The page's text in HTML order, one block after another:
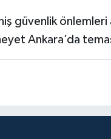
güvenlik önlemleri
Ankara’da